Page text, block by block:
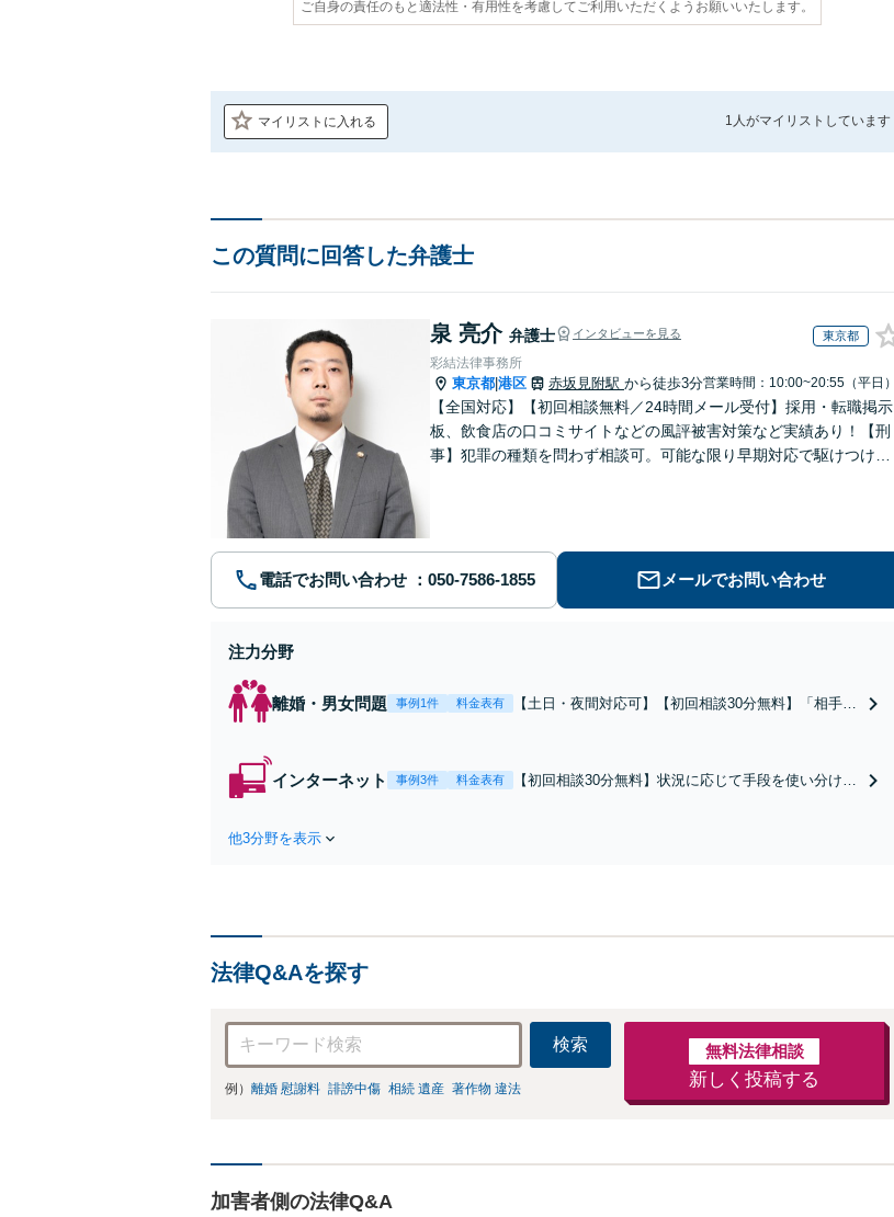
ご自身の責任のもと適法性・有用性を考慮してご利用いただくようお願いいたします。
マイリストに入れる 1人がマイリストしています
この質問に回答した弁護士
泉 亮介 弁護士 インタビューを見る 東京都
彩結法律事務所
東京都 港区 赤坂見附駅 から徒歩3分営業時間：10:00~20:55（平日）
【全国対応】【初回相談無料／24時間メール受付】採用・転職掲示
板、飲食店の口コミサイトなどの風評被害対策など実績あり！【刑
事】犯罪の種類を問わず相談可。可能な限り早期対応で駆けつけサ
電話でお問い合わせ メールでお問い合わせ
注力分野
離婚・男女問題 事例1件 料金表有
【土日・夜間対応可】【初回相談30分無料】「相手方
金額アップ／減額交渉も対応可」【完全個室対応】
インターネット 事例3件 料金表有
【初回相談30分無料】状況に応じて手段を使い分け、
他3分野を表示
法律Q&Aを探す
検索
例） 離婚 慰謝料 誹謗中傷 相続 遺産 著作物 違法
無料法律相談
新しく投稿する
加害者側の法律Q&A